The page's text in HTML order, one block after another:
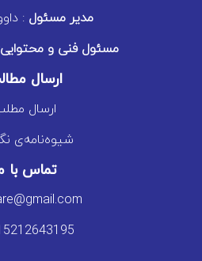
مدیر مسئول:
مسئول فنی و محتوایی:
ارسال
ارسال مطلب
شیوه‌نامه‌ی
تماس با ما